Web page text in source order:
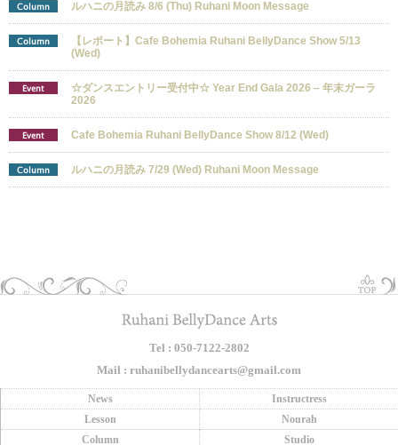
Column ルハニの月読み 8/6 (Thu) Ruhani Moon Message
Column
【レポート】Cafe Bohemia Ruhani BellyDance Show 5/13
(Wed)
Event
☆ダンスエントリー受付中☆ Year End Gala 2026 – 年末ガーラ
2026
Event Cafe Bohemia Ruhani BellyDance Show 8/12 (Wed)
Column ルハニの月読み 7/29 (Wed) Ruhani Moon Message
Tel : 050-7122-2802
Mail : ruhanibellydancearts@gmail.com
News
Instructress
Lesson
Nourah
Column
Studio